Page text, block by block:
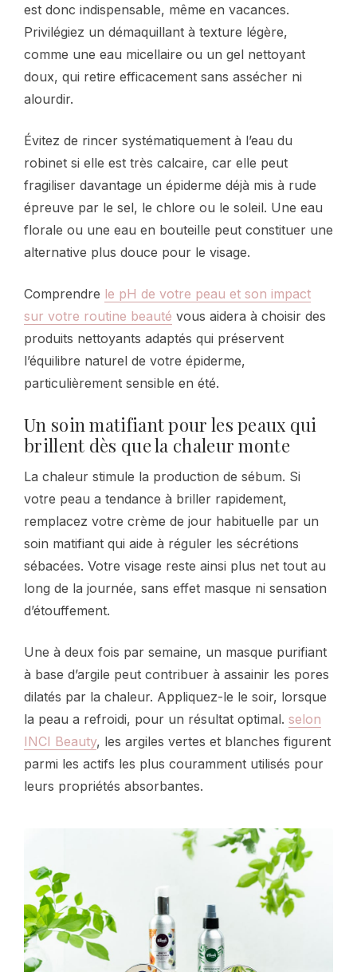
est donc indispensable, même en vacances.
Privilégiez un démaquillant à texture légère,
comme une eau micellaire ou un gel nettoyant
doux, qui retire efficacement sans assécher ni
alourdir.
Évitez de rincer systématiquement à l’eau du
robinet si elle est très calcaire, car elle peut
fragiliser davantage un épiderme déjà mis à rude
épreuve par le sel, le chlore ou le soleil. Une eau
florale ou une eau en bouteille peut constituer une
alternative plus douce pour le visage.
Comprendre le pH de votre peau et son impact
sur votre routine beauté vous aidera à choisir des
produits nettoyants adaptés qui préservent
l’équilibre naturel de votre épiderme,
particulièrement sensible en été.
Un soin matifiant pour les peaux qui
brillent dès que la chaleur monte
La chaleur stimule la production de sébum. Si
votre peau a tendance à briller rapidement,
remplacez votre crème de jour habituelle par un
soin matifiant qui aide à réguler les sécrétions
sébacées. Votre visage reste ainsi plus net tout au
long de la journée, sans effet masque ni sensation
d’étouffement.
Une à deux fois par semaine, un masque purifiant
à base d’argile peut contribuer à assainir les pores
dilatés par la chaleur. Appliquez-le le soir, lorsque
la peau a refroidi, pour un résultat optimal. selon
INCI Beauty, les argiles vertes et blanches figurent
parmi les actifs les plus couramment utilisés pour
leurs propriétés absorbantes.